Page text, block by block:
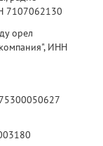
7107062130
ИНН